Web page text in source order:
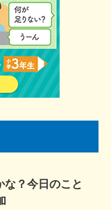
な？今日のこと